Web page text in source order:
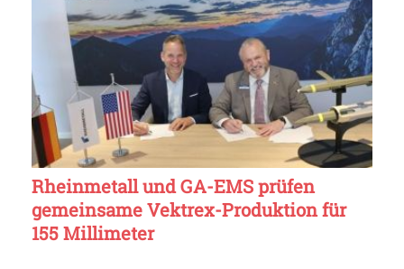
Rheinmetall und GA-EMS prüfen
gemeinsame Vektrex-Produktion für
155 Millimeter